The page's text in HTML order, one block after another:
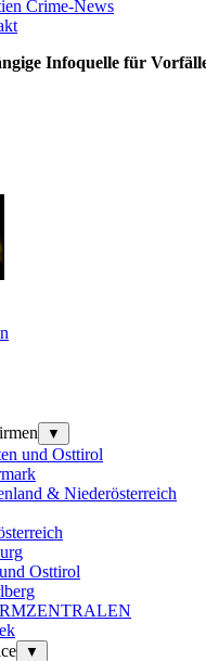
Crime-News
Infoquelle für
▼
und Osttirol
& Niederösterreich
Osttirol
▼